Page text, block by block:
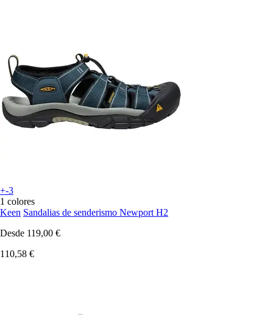
+-3
1 colores
Keen Sandalias de senderismo Newport H2
Desde 119,00 €
110,58 €